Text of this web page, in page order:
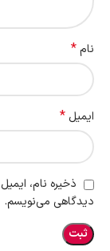
نام*
ایمیل *
ذخیره نام،
دیدگاهی می‌نویسم.